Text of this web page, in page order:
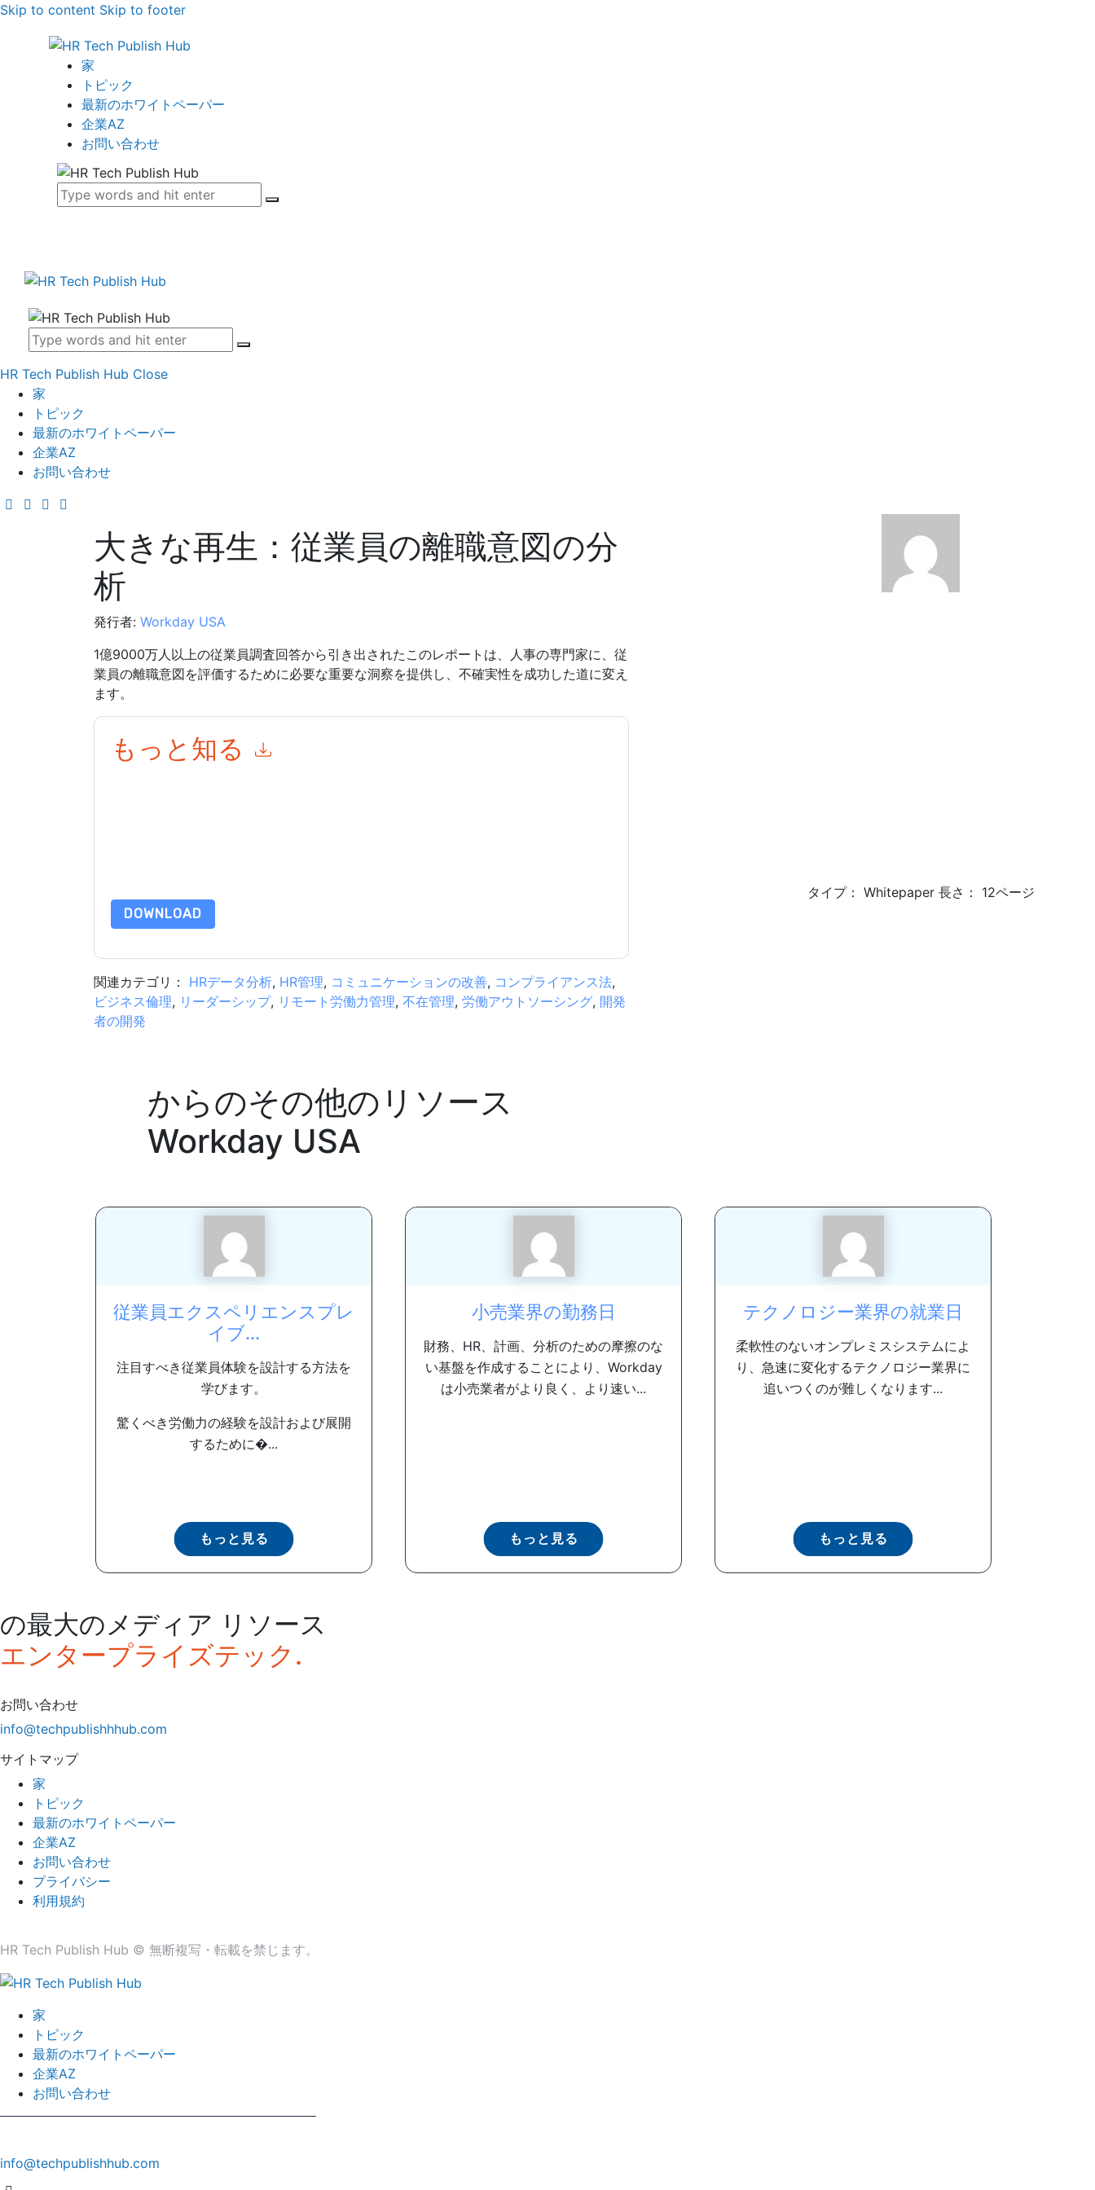
Skip to content Skip to footer
家
トピック
最新のホワイトペーパー
企業AZ
お問い合わせ
HR Tech Publish Hub Close
家
トピック
最新のホワイトペーパー
企業AZ
お問い合わせ
大きな再生：従業員の離職意図の分
析
発行者: Workday USA
1億9000万人以上の従業員調査回答から引き出されたこのレポートは、人事の専門家に、従
業員の離職意図を評価するために必要な重要な洞察を提供し、不確実性を成功した道に変え
ます。
もっと知る
DOWNLOAD
関連カテゴリ： HRデータ分析, HR管理, コミュニケーションの改善, コンプライアンス法,
ビジネス倫理, リーダーシップ, リモート労働力管理, 不在管理, 労働アウトソーシング, 開発
者の開発
タイプ： Whitepaper 長さ： 12ページ
からのその他のリソース
Workday USA
従業員エクスペリエンスプレ
イブ...
注目すべき従業員体験を設計する方法を
学びます。
驚くべき労働力の経験を設計および展開
するために�...
もっと見る
小売業界の勤務日
財務、HR、計画、分析のための摩擦のな
い基盤を作成することにより、Workday
は小売業者がより良く、より速い...
もっと見る
テクノロジー業界の就業日
柔軟性のないオンプレミスシステムによ
り、急速に変化するテクノロジー業界に
追いつくのが難しくなります...
もっと見る
の最大のメディア リソース
エンタープライズテック.
お問い合わせ
info@techpublishhhub.com
サイトマップ
家
トピック
最新のホワイトペーパー
企業AZ
お問い合わせ
プライバシー
利用規約
HR Tech Publish Hub © 無断複写・転載を禁じます。
家
トピック
最新のホワイトペーパー
企業AZ
お問い合わせ
info@techpublishhub.com